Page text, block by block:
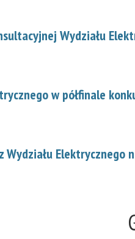
Wydziału
w półfinale
Wydziału